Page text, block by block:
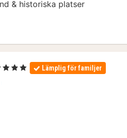
& historiska platser
Stjärnor Lämplig för familjer